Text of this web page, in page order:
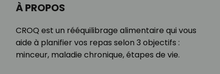
À PROPOS
CROQ est un rééquilibrage alimentaire qui vous
aide à planifier vos repas selon 3 objectifs :
minceur, maladie chronique, étapes de vie.